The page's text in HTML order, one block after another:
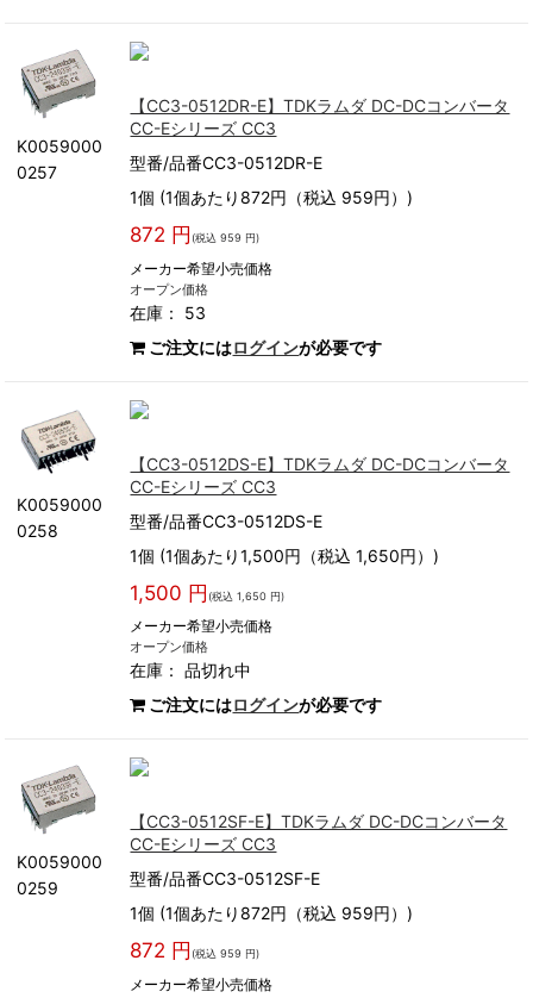
K0059000
0257
【CC3-0512DR-E】TDKラムダ DC-DCコンバータ
CC-Eシリーズ CC3
型番/品番CC3-0512DR-E
1個 (1個あたり872円（税込 959円）)
872 円 (税込 959 円)
メーカー希望小売価格
オープン価格
在庫： 53
ご注文にはログインが必要です
K0059000
0258
【CC3-0512DS-E】TDKラムダ DC-DCコンバータ
CC-Eシリーズ CC3
型番/品番CC3-0512DS-E
1個 (1個あたり1,500円（税込 1,650円）)
1,500 円 (税込 1,650 円)
メーカー希望小売価格
オープン価格
在庫：品切れ中
ご注文にはログインが必要です
K0059000
0259
【CC3-0512SF-E】TDKラムダ DC-DCコンバータ
CC-Eシリーズ CC3
型番/品番CC3-0512SF-E
1個 (1個あたり872円（税込 959円）)
872 円 (税込 959 円)
メーカー希望小売価格